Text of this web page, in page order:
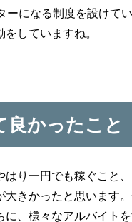
ーになる制度を設けて
していますね。
良かったこと
り一円でも稼ぐこと
きかったと思います
、様々なアルバイト